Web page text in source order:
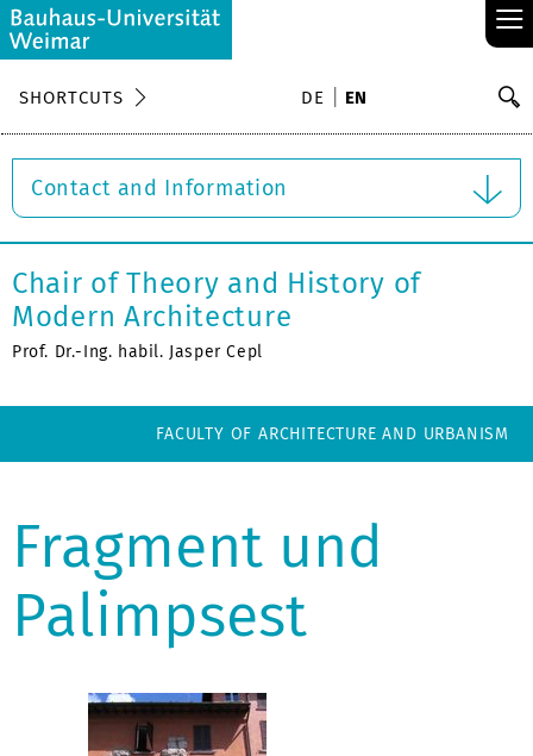
≡
SHORTCUTS DE EN
Contact and Information
Chair of Theory and History of
Modern Architecture
Prof. Dr.-Ing. habil. Jasper Cepl
FACULTY OF ARCHITECTURE AND URBANISM
Fragment und
Palimpsest